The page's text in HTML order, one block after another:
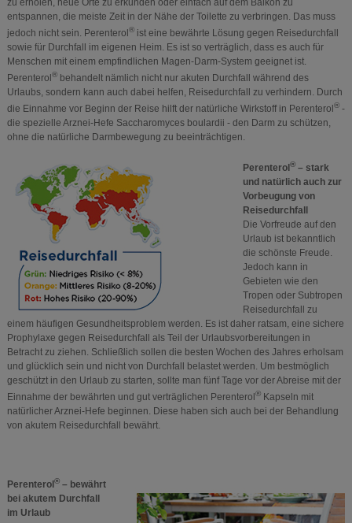
entspannen, die meiste Zeit in der Nähe der Toilette zu verbringen. Das muss
jedoch nicht sein. Perenterol®ist eine bewährte Lösung gegen Reisedurchfall
sowie für Durchfall im eigenen Heim. Es ist so verträglich, dass es auch für
Menschen mit einem empfindlichen Magen-Darm-System geeignet ist.
Perenterol®behandelt nämlich nicht nur akuten Durchfall während des
Urlaubs, sondern kann auch dabei helfen, Reisedurchfall zu verhindern. Durch
die Einnahme vor Beginn der Reise hilft der natürliche Wirkstoff in Perenterol®-
die spezielle Arznei-Hefe Saccharomyces boulardii - den Darm zu schützen,
ohne die natürliche Darmbewegung zu beeinträchtigen.
Perenterol®– stark
und natürlich auch zur
Vorbeugung von
Reisedurchfall
Die Vorfreude auf den
Urlaub ist bekanntlich
die schönste Freude.
Jedoch kann in
Gebieten wie den
Tropen oder Subtropen
Reisedurchfall zu
einem häufigen Gesundheitsproblem werden. Es ist daher ratsam, eine sichere
Prophylaxe gegen Reisedurchfall als Teil der Urlaubsvorbereitungen in
Betracht zu ziehen. Schließlich sollen die besten Wochen des Jahres erholsam
und glücklich sein und nicht von Durchfall belastet werden. Um bestmöglich
geschützt in den Urlaub zu starten, sollte man fünf Tage vor der Abreise mit der
Einnahme der bewährten und gut verträglichen Perenterol®Kapseln mit
natürlicher Arznei-Hefe beginnen. Diese haben sich auch bei der Behandlung
von akutem Reisedurchfall bewährt.
Perenterol®– bewährt
bei akutem Durchfall
im Urlaub